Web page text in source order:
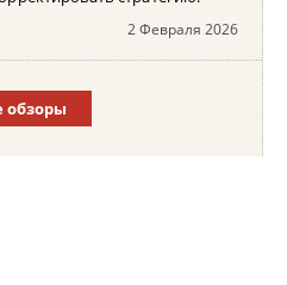
2 Февраля 2026
обзоры